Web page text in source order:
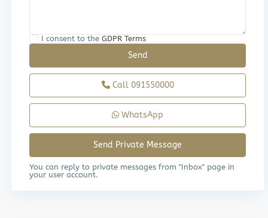
I consent to the GDPR Terms
Call 091550000
WhatsApp
You can reply to private messages from "Inbox" page in
your user account.